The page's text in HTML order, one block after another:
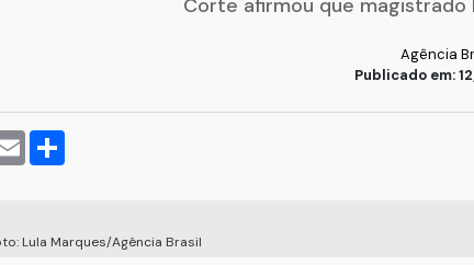
Corte afirmou que magistrado
Agência
Publicado em:
Email
Lula Marques/Agência Brasil